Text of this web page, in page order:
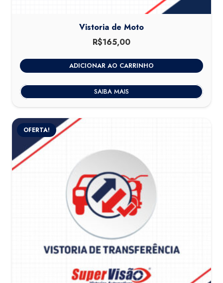
Vistoria de Moto
R$165,00
ADICIONAR AO CARRINHO
SAIBA MAIS
OFERTA!